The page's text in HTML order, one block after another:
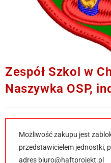
Zespół Szkol w
Naszywka OSP,
Możliwość zakupu jest
przedstawicielem jednostki,
adres biuro@haftprojekt.pl